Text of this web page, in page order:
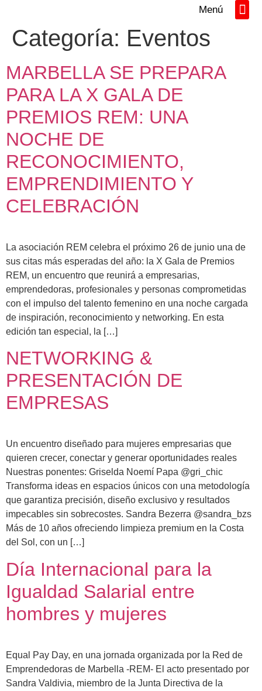
Menú
Categoría: Eventos
MARBELLA SE PREPARA
PARA LA X GALA DE
PREMIOS REM: UNA
NOCHE DE
RECONOCIMIENTO,
EMPRENDIMIENTO Y
CELEBRACIÓN
La asociación REM celebra el próximo 26 de junio una de
sus citas más esperadas del año: la X Gala de Premios
REM, un encuentro que reunirá a empresarias,
emprendedoras, profesionales y personas comprometidas
con el impulso del talento femenino en una noche cargada
de inspiración, reconocimiento y networking. En esta
edición tan especial, la […]
NETWORKING &
PRESENTACIÓN DE
EMPRESAS
Un encuentro diseñado para mujeres empresarias que
quieren crecer, conectar y generar oportunidades reales
Nuestras ponentes: Griselda Noemí Papa @gri_chic
Transforma ideas en espacios únicos con una metodología
que garantiza precisión, diseño exclusivo y resultados
impecables sin sobrecostes. Sandra Bezerra @sandra_bzs
Más de 10 años ofreciendo limpieza premium en la Costa
del Sol, con un […]
Día Internacional para la
Igualdad Salarial entre
hombres y mujeres
Equal Pay Day, en una jornada organizada por la Red de
Emprendedoras de Marbella -REM- El acto presentado por
Sandra Valdivia, miembro de la Junta Directiva de la